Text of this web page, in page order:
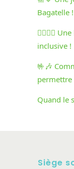
Bagatelle !
🏃‍♀️🏃‍♂️
inclusive !
🤟🎶
permettre
Quand le
Siège